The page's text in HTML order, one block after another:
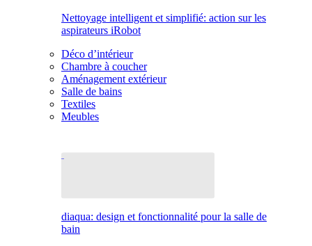
Nettoyage intelligent et simplifié: action sur les
aspirateurs iRobot
Déco d’intérieur
Chambre à coucher
Aménagement extérieur
Salle de bains
Textiles
Meubles
diaqua: design et fonctionnalité pour la salle de
bain